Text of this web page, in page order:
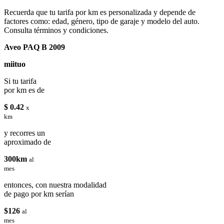
Recuerda que tu tarifa por km es personalizada y depende de
factores como: edad, género, tipo de garaje y modelo del auto.
Consulta términos y condiciones.
Aveo PAQ B 2009
miituo
Si tu tarifa
por km es de
$ 0.42 x
km
y recorres un
aproximado de
300km al
mes
entonces, con nuestra modalidad
de pago por km serían
$126 al
mes